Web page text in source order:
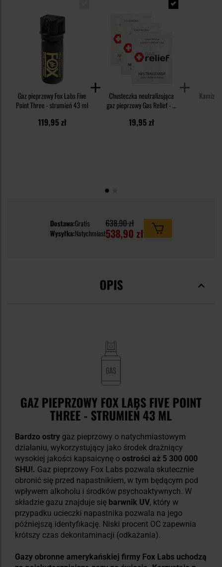
Gaz pieprzowy Fox Labs Five
Point Three - strumień 43 ml
119,95 zł
Chusteczka neutralizująca
gaz pieprzowy Gas Relief - 3
19,95 zł
Dostawa:Gratis
Wysyłka:Natychmiast
638,90 zł
538,90 zł
OPIS
GAZ PIEPRZOWY FOX LABS FIVE POINT
THREE - STRUMIEŃ 43 ML
Bardzo ostry gaz pieprzowy o natychmiastowym
działaniu, wykorzystujący jako środek drażniący
wysokiej jakości kapsaicynę o ostrości aż 5 300 000
SHU!. Gaz pieprzowy Fox Labs pozwala skutecznie
obronić się przed napastnikiem, w tym będącym pod
wpływem alkoholu i środków psychoaktywnych. W
składzie gazu znajduje się barwnik UV, który w
przypadku ucieczki napastnika pozwala na jego
późniejszą identyfikację. Niski procent OC zapewnia
krótszy czas dekontaminacji (odkażania).
Gazy obronne amerykańskiej firmy Fox Labs uchodzą